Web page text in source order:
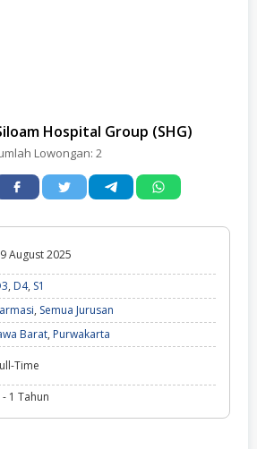
Hospital Group (SHG)
Lowongan: 2
August 2025
, D4, S1
, Semua Jurusan
Barat, Purwakarta
Time
- 1 Tahun